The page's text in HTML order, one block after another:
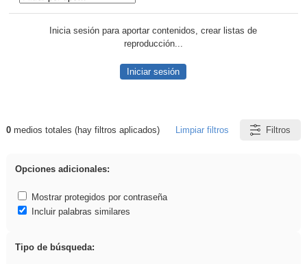
Inicia sesión para aportar contenidos, crear listas de
reproducción...
Iniciar sesión
Resultados de: islamismo
0medios totales (hay filtros aplicados) Limpiar filtros Filtros
Opciones adicionales:
Mostrar protegidos por contraseña
Incluir palabras similares
Tipo de búsqueda: